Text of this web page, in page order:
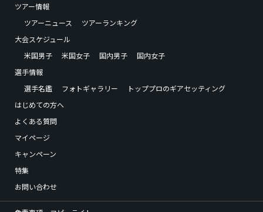
ツアー情報
ツアーニュース
ツアーランキング
大会スケジュール
米国男子
米国女子 国内男子
国内女子
選手情報
選手名鑑
フォトギャラリー
トッププロのギアセッティング
はじめての方へ
よくある質問
マイページ
キャンペーン
特集
お問い合わせ